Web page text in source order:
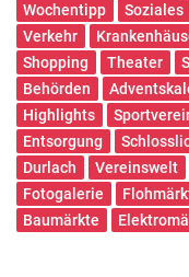
Wochentipp
Soziales
Verkehr
Shopping
Theater
Behörden
Highlights
Entsorgung
Durlach
Vereinswelt
Fotogalerie
Baumärkte